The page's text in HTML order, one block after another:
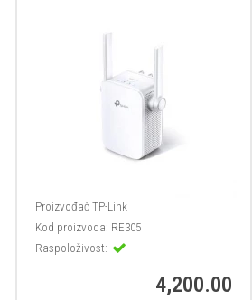
ProizvođačTP-Link
Kod proizvoda: RE305
Raspoloživost:
4,200.00